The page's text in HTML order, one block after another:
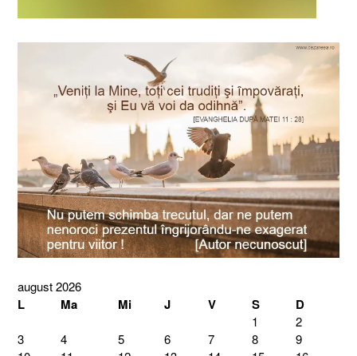
august 2026
L Ma Mi J V S D
1
2
3
4 5 6 7 8
9